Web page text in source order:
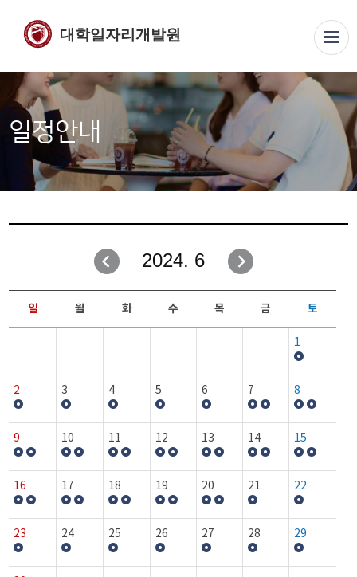
대학일자리개발원
일정안내
2024. 6
일 월 화 수 목 금 토
1
2 3 4 5 6 7 8
9 10 11 12 13 14 15
16 17 18 19 20 21 22
23 24 25 26 27 28 29